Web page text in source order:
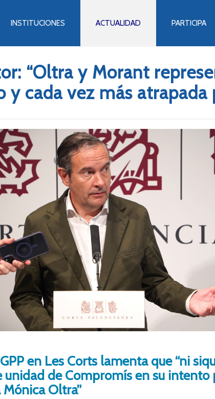
INSTITUCIONES ACTUALIDAD PARTICIPA
“Oltra y Morant
y cada vez más
en Les Corts lamenta que “ni
unidad de Compromís en su
Oltra”